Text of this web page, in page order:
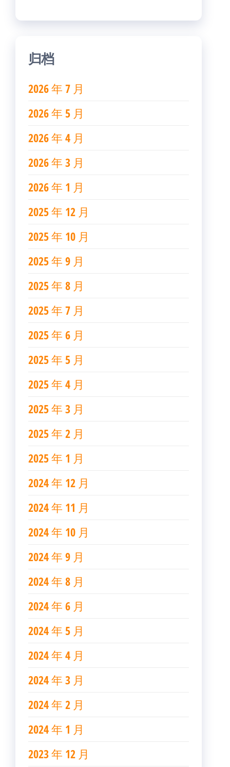
归档
2026 年 7 月
2026 年 5 月
2026 年 4 月
2026 年 3 月
2026 年 1 月
2025 年 12 月
2025 年 10 月
2025 年 9 月
2025 年 8 月
2025 年 7 月
2025 年 6 月
2025 年 5 月
2025 年 4 月
2025 年 3 月
2025 年 2 月
2025 年 1 月
2024 年 12 月
2024 年 11 月
2024 年 10 月
2024 年 9 月
2024 年 8 月
2024 年 6 月
2024 年 5 月
2024 年 4 月
2024 年 3 月
2024 年 2 月
2024 年 1 月
2023 年 12 月